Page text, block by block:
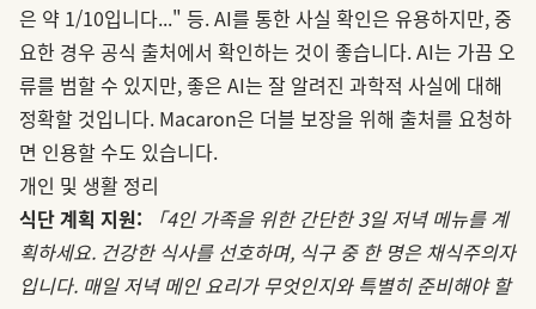
은 약 1/10입니다..." 등. AI를 통한 사실 확인은 유용하지만, 중
요한 경우 공식 출처에서 확인하는 것이 좋습니다. AI는 가끔 오
류를 범할 수 있지만, 좋은 AI는 잘 알려진 과학적 사실에 대해
정확할 것입니다. Macaron은 더블 보장을 위해 출처를 요청하
면 인용할 수도 있습니다.
개인 및 생활 정리
식단 계획 지원:
「4인 가족을 위한 간단한 3일 저녁 메뉴를 계
획하세요. 건강한 식사를 선호하며, 식구 중 한 명은 채식주의자
입니다. 매일 저녁 메인 요리가 무엇인지와 특별히 준비해야 할